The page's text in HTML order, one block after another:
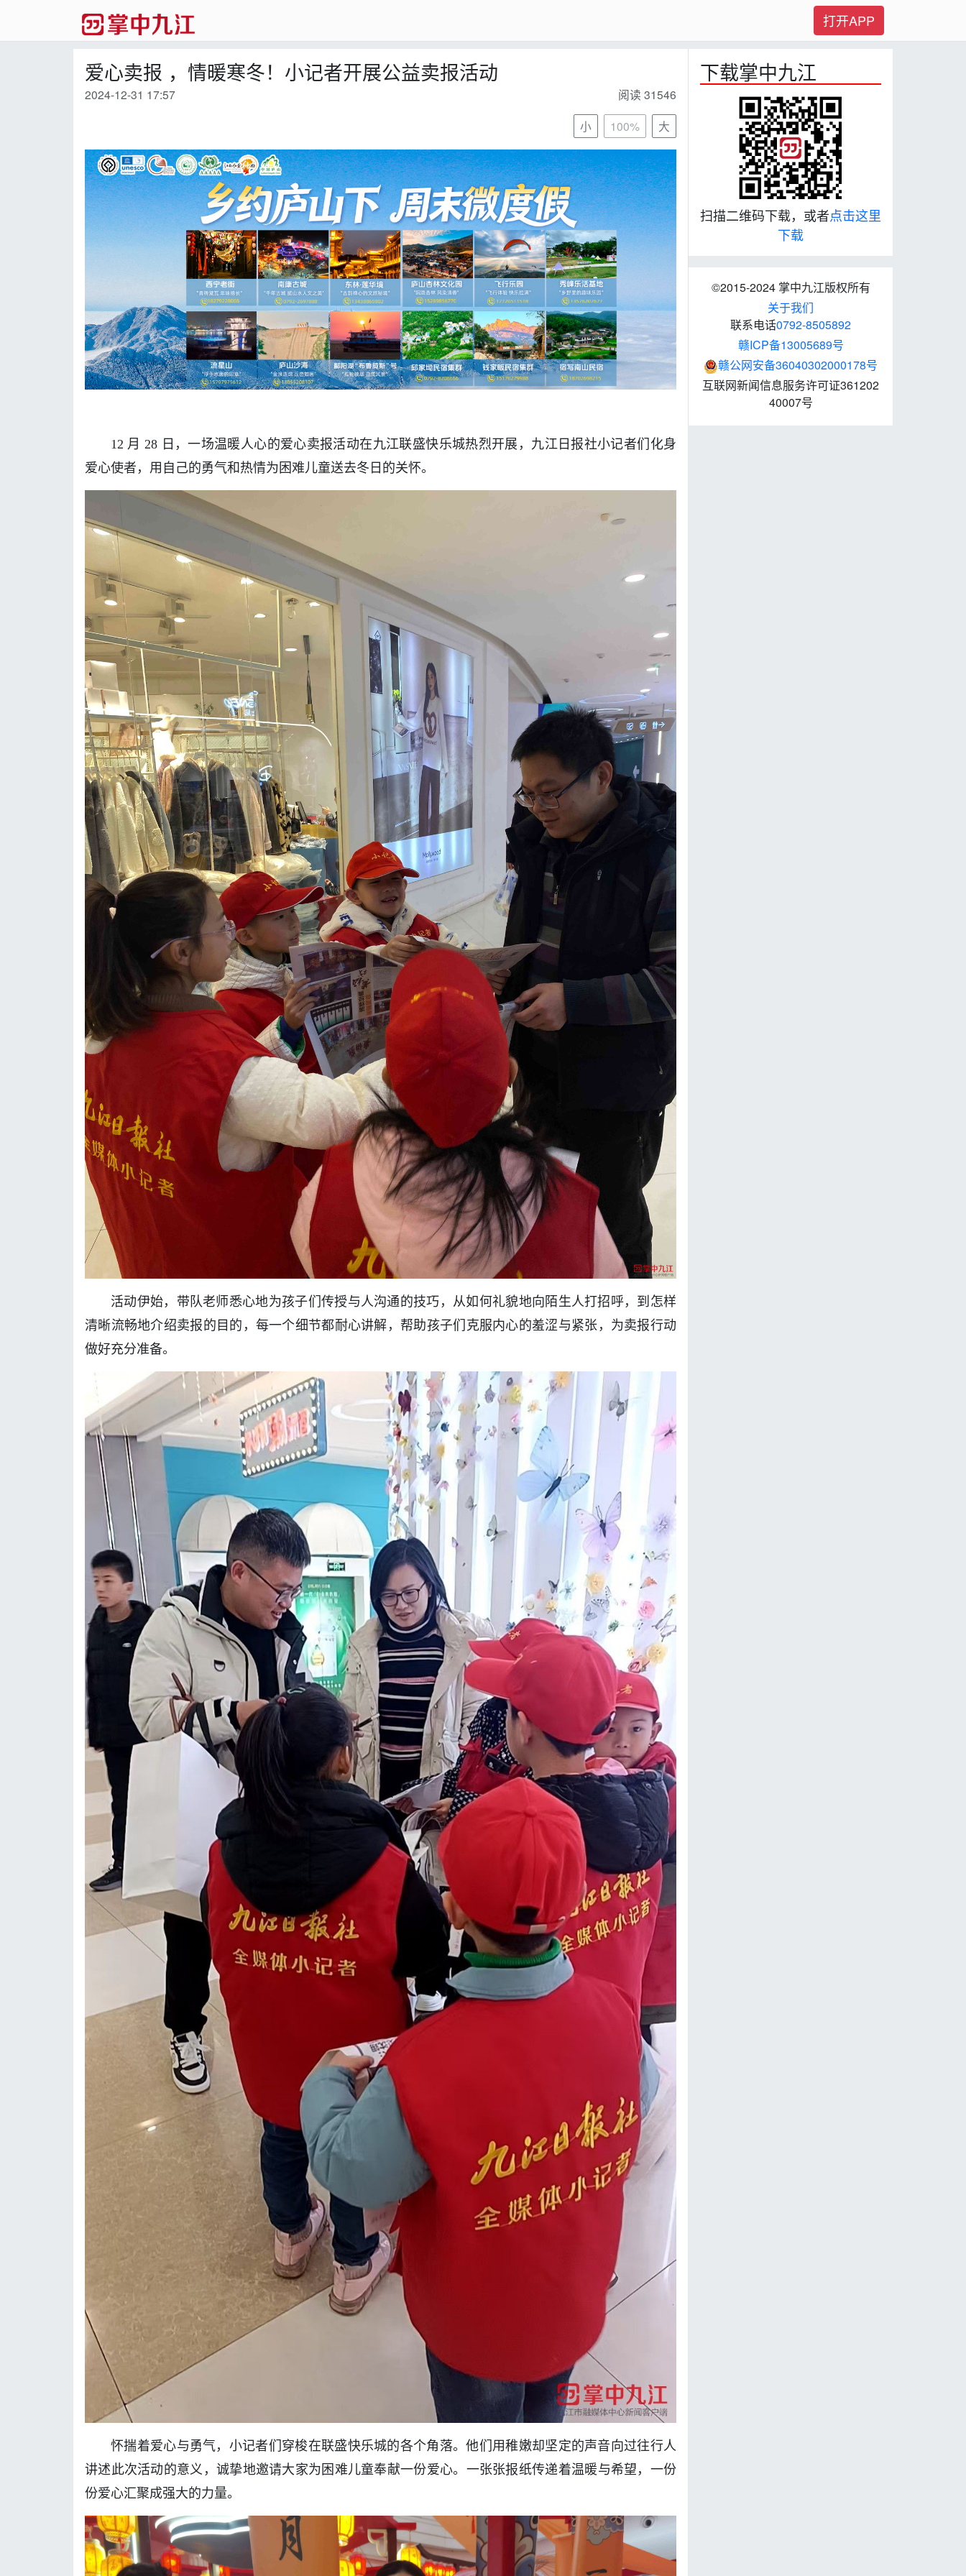
打开APP
爱心卖报 ，情暖寒冬！小记者开展公益卖报活动
2024-12-31 17:57
阅读 31546
小
100% 大
12 月 28 日，一场温暖人心的爱心卖报活动在九江联盛快乐城热烈开展，九江日报社小记者们化身
爱心使者，用自己的勇气和热情为困难儿童送去冬日的关怀。
活动伊始，带队老师悉心地为孩子们传授与人沟通的技巧，从如何礼貌地向陌生人打招呼，到怎样
清晰流畅地介绍卖报的目的，每一个细节都耐心讲解，帮助孩子们克服内心的羞涩与紧张，为卖报行动
做好充分准备。
怀揣着爱心与勇气，小记者们穿梭在联盛快乐城的各个角落。他们用稚嫩却坚定的声音向过往行人
讲述此次活动的意义，诚挚地邀请大家为困难儿童奉献一份爱心。一张张报纸传递着温暖与希望，一份
份爱心汇聚成强大的力量。
下载掌中九江
扫描二维码下载，或者点击这里
下载
©2015-2024 掌中九江版权所有
关于我们
联系电话0792-8505892
赣ICP备13005689号
赣公网安备36040302000178号
互联网新闻信息服务许可证361202
40007号